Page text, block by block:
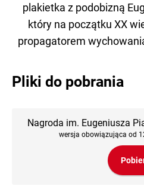
plakietka z podobizną
który na początku XX
propagatorem
Pliki do pobrania
Nagroda im. Eugeniusza
wersja obowiązująca od